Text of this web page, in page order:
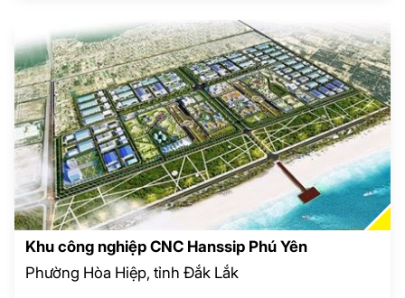
Khu công nghiệp CNC Hanssip Phú Yên
Phường Hòa Hiệp, tỉnh Đắk Lắk